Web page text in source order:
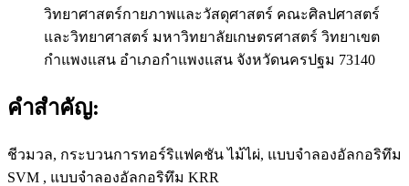
วิทยาศาสตร์กายภาพและวัสดุศาสตร์ คณะศิลปศาสตร์
และวิทยาศาสตร์ มหาวิทยาลัยเกษตรศาสตร์ วิทยาเขต
กำแพงแสน อำเภอกำแพงแสน จังหวัดนครปฐม 73140
คำสำคัญ:
ชีวมวล, กระบวนการทอร์ริแฟคชัน ไม้ไผ่, แบบจำลองอัลกอริทึม
SVM , แบบจำลองอัลกอริทึม KRR